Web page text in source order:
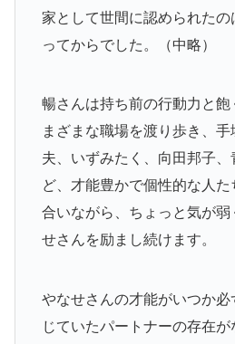
家として世間に認められた
ってからでした。（中略）
暢さんは持ち前の行動力と飽
まざまな職場を渡り歩き、
夫、いずみたく、向田邦子
ど、才能豊かで個性的な人た
合いながら、ちょっと気が
せさんを励まし続けます。
やなせさんの才能がいつか
じていたパートナーの存在